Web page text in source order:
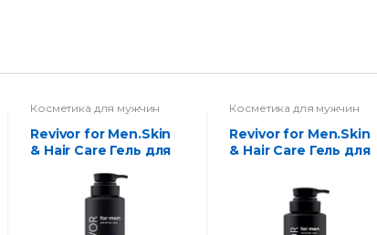
Косметика для мужчин
Revivor for Men.Skin
& Hair Care Гель для
Косметика для мужчин
Revivor for Men.Skin
& Hair Care Гель для
непенящийся 240мл